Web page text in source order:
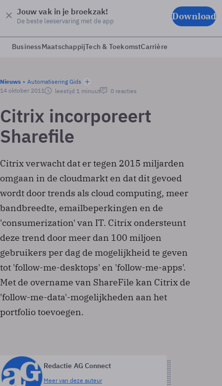
Jouw vak in je broekzak!
De beste leeservaring met de app Download
BusinessMaatschappijTech & ToekomstCarrière
Nieuws
Automatisering Gids
14 oktober 2011
leestijd 1 minuut 0 reacties
Citrix incorporeert
Sharefile
Citrix verwacht dat er tegen 2015 miljarden
omgaan in de cloudmarkt en dat dit gevoed
wordt door trends als cloud computing, meer
bandbreedte, emailbeperkingen en de
'consumerization' van IT. Citrix ondersteunt
deze trend door meer dan 100 miljoen
gebruikers per dag de mogelijkheid te geven
tot 'follow-me-desktops' en 'follow-me-apps'.
Met de overname van ShareFile kan Citrix de
'follow-me-data'-mogelijkheden aan het
portfolio toevoegen.
Redactie AG Connect
Meer van deze auteur